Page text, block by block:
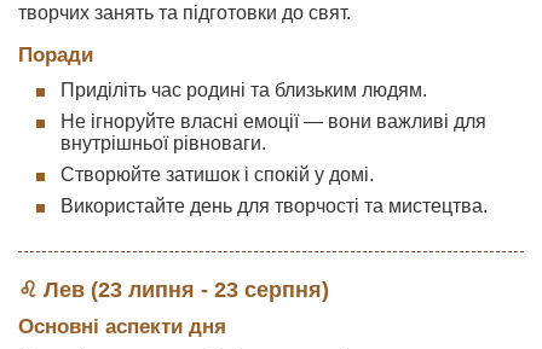
творчих занять та підготовки до свят.
Поради
Приділіть час родині та близьким людям.
Не ігноруйте власні емоції — вони важливі для
внутрішньої рівноваги.
Створюйте затишок і спокій у домі.
Використайте день для творчості та мистецтва.
♌ Лев (23 липня - 23 серпня)
Основні аспекти дня